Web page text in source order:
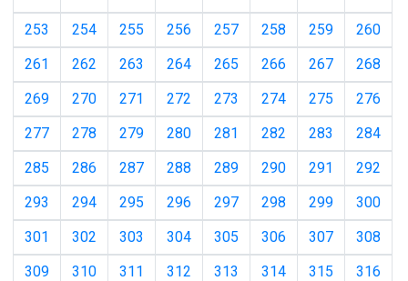
253
254 255 256 257 258 259
260
261
262 263 264 265 266 267
268
269
270 271 272 273 274 275
276
277
278 279 280 281 282 283
284
285
286 287 288 289 290 291
292
293
294 295 296 297 298 299
300
301
302 303 304 305 306 307
308
309
310 311 312 313 314 315
316